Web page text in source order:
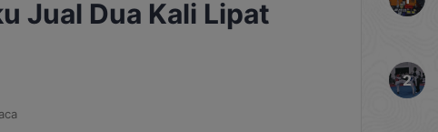
Jual Dua Kali Lipat